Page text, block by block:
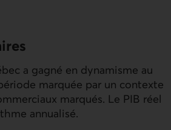
a gagné en dynamisme au
marquée par un contexte
marqués. Le PIB réel
annualisé.